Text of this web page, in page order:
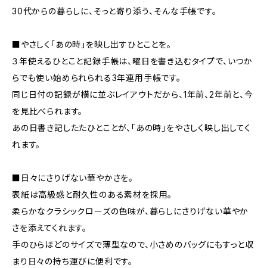
30代からの暮らしに、そっと寄り添う、そんな手帳です。
■やさしく「あの時」を映し出すひとことを。
３年使えるひとこと記録手帳は、曜日を書き込むタイプで、いつか
らでも使い始められられる3年連用手帳です。
同じ日付の記録が横に並ぶレイアウトだから、1年前、2年前と、今
を見比べられます。
あの日書き記したたひとことが、「あの時」をやさしく映し出してく
れます。
■日々にさりげない華やかさを。
表紙は高級感と耐久性のある素材を採用。
柔らかなクラシックローズの色味が、暮らしにさりげない華やか
さを添えてくれます。
手のひらほどのサイズで薄型なので、小さめのバッグにもすっと収
まり日々の持ち運びに便利です。